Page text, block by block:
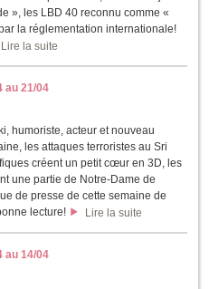
», les LBD 40 reconnu comme «
la réglementation internationale!
Lire la suite
au 21/04
humoriste, acteur et nouveau
les attaques terroristes au Sri
créent un petit cœur en 3D, les
une partie de Notre-Dame de
de presse de cette semaine de
lecture!
Lire la suite
au 14/04